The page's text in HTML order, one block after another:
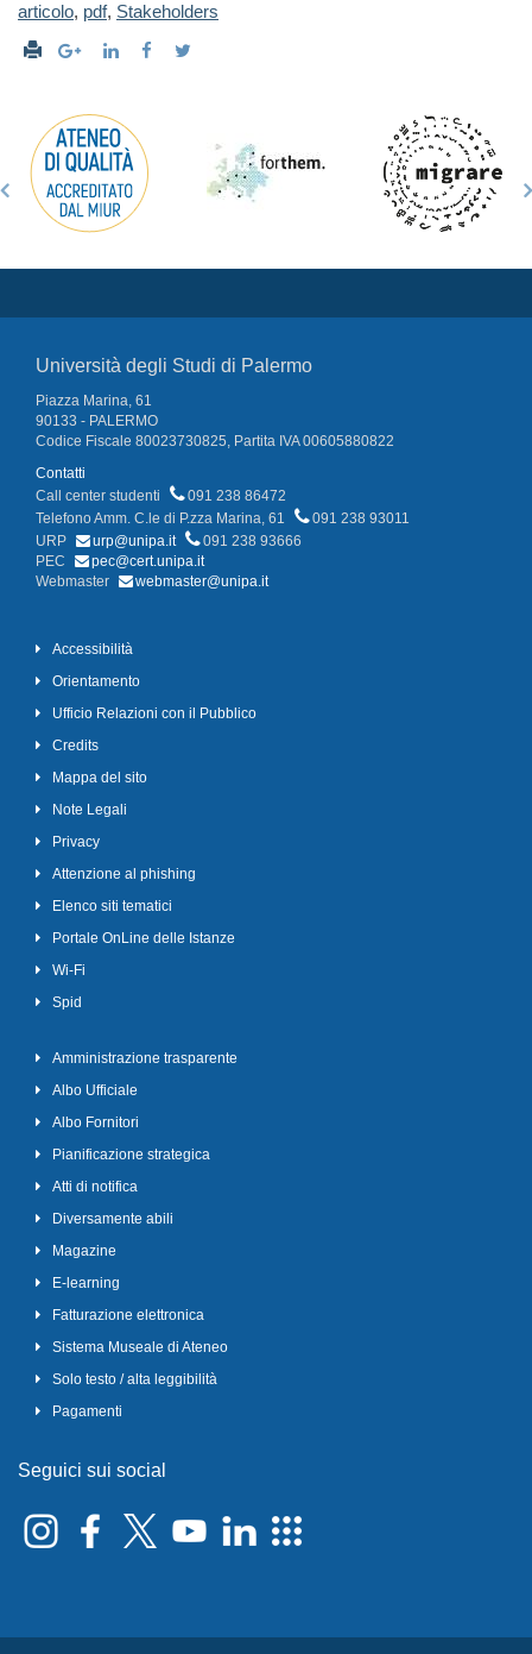
articolo, pdf, Stakeholders
Università degli Studi di Palermo
Piazza Marina, 61
90133 - PALERMO
Codice Fiscale 80023730825, Partita IVA 00605880822
Contatti
Call center studenti
091 238 86472
Telefono Amm. C.le di P.zza Marina, 61
091 238 93011
URP
urp@unipa.it
091 238 93666
PEC
pec@cert.unipa.it
Webmaster
webmaster@unipa.it
Accessibilità
Orientamento
Ufficio Relazioni con il Pubblico
Credits
Mappa del sito
Note Legali
Privacy
Attenzione al phishing
Elenco siti tematici
Portale OnLine delle Istanze
Wi-Fi
Spid
Amministrazione trasparente
Albo Ufficiale
Albo Fornitori
Pianificazione strategica
Atti di notifica
Diversamente abili
Magazine
E-learning
Fatturazione elettronica
Sistema Museale di Ateneo
Solo testo / alta leggibilità
Pagamenti
Seguici sui social